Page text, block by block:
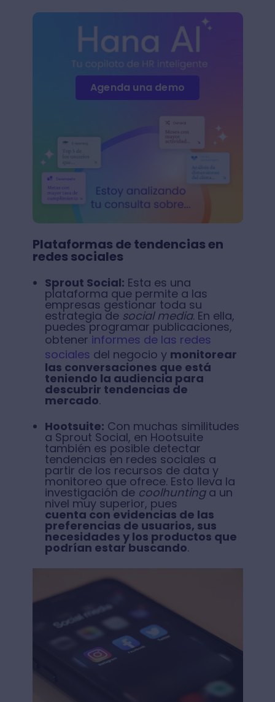
Agenda una demo
Plataformas de tendencias en
redes sociales
Sprout Social: Esta es una
plataforma que permite a las
empresas gestionar toda su
estrategia de social media. En ella,
puedes programar publicaciones,
obtener informes de las redes
sociales del negocio y monitorear
las conversaciones que está
teniendo la audiencia para
descubrir tendencias de
mercado.
Hootsuite: Con muchas similitudes
a Sprout Social, en Hootsuite
también es posible detectar
tendencias en redes sociales a
partir de los recursos de data y
monitoreo que ofrece. Esto lleva la
investigación decoolhuntinga un
nivel muy superior, pues
cuenta con evidencias de las
preferencias de usuarios, sus
necesidades y los productos que
podrían estar buscando.